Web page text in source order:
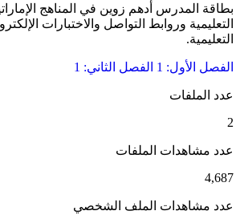
بطاقة المدرس أدهم زوين في المناهج
التعليمية وروابط التواصل والاختبارات
التعليمية.
الفصل الأول: 1 الفصل الثاني: 1
عدد الملفات
2
عدد مشاهدات الملفات
4,687
عدد مشاهدات الملف الشخصي